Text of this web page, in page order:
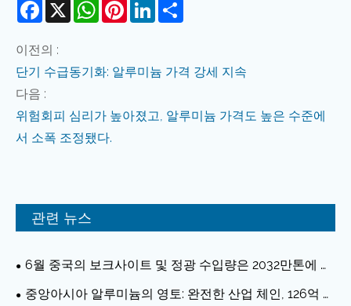
Facebook
X WhatsAppPinterestLinkedIn
이전의 :
단기 수급동기화: 알루미늄 가격 강세 지속
다음 :
위험회피 심리가 높아졌고, 알루미늄 가격도 높은 수준에
서 소폭 조정됐다.
관련 뉴스
6월 중국의 보크사이트 및 정광 수입량은 2032만톤에 달
해 전년 동기 대비 12.6% 증가했다.
중앙아시아 알루미늄의 영토: 완전한 산업 체인, 126억 달